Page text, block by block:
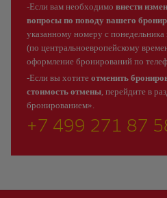
-Если вам необходимо внести
вопросы по поводу вашего
указанному номеру с
(по центральноевропейскому
оформление бронирований по
-Если вы хотите отменить
стоимость отмены , перейдите в
бронированием».
+7 499 271 87